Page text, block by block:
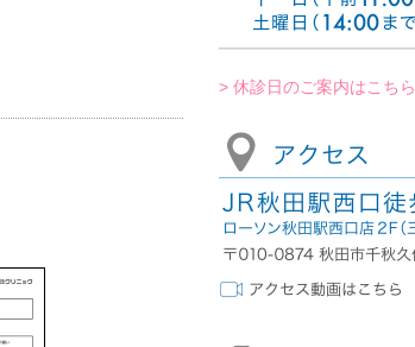
> 休診日のご案内はこちら